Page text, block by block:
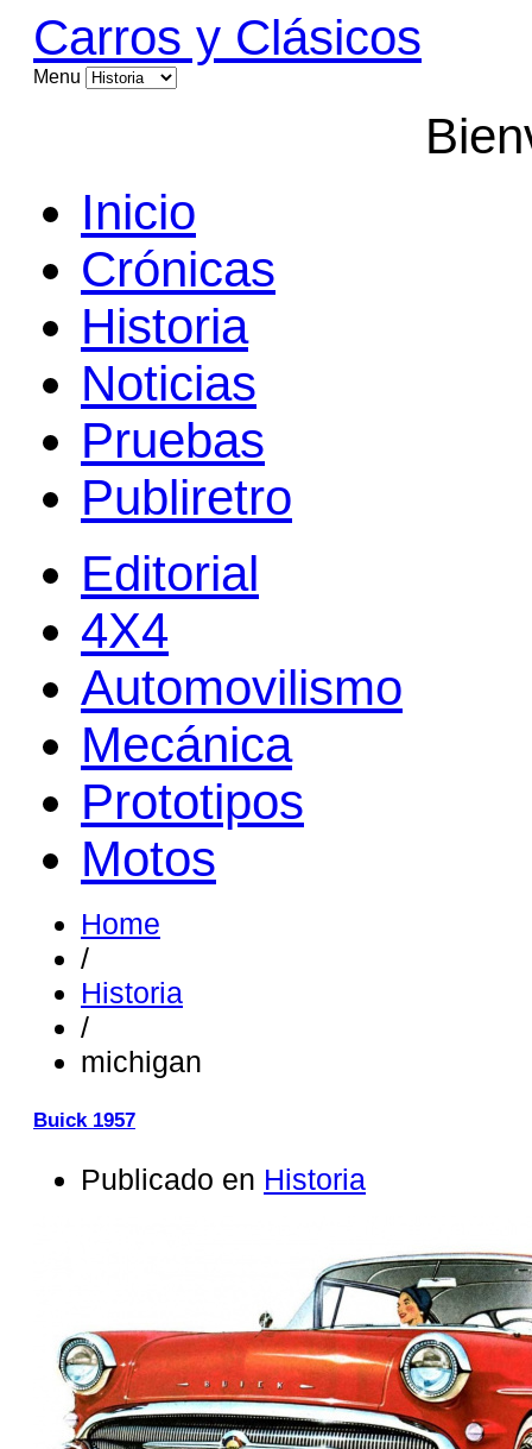
Carros y Clásicos
Menu
Inicio
Crónicas
Historia
Noticias
Pruebas
Publiretro
Editorial
4X4
Automovilismo
Mecánica
Prototipos
Motos
Home
/
Historia
/
michigan
Buick 1957
Publicado en Historia